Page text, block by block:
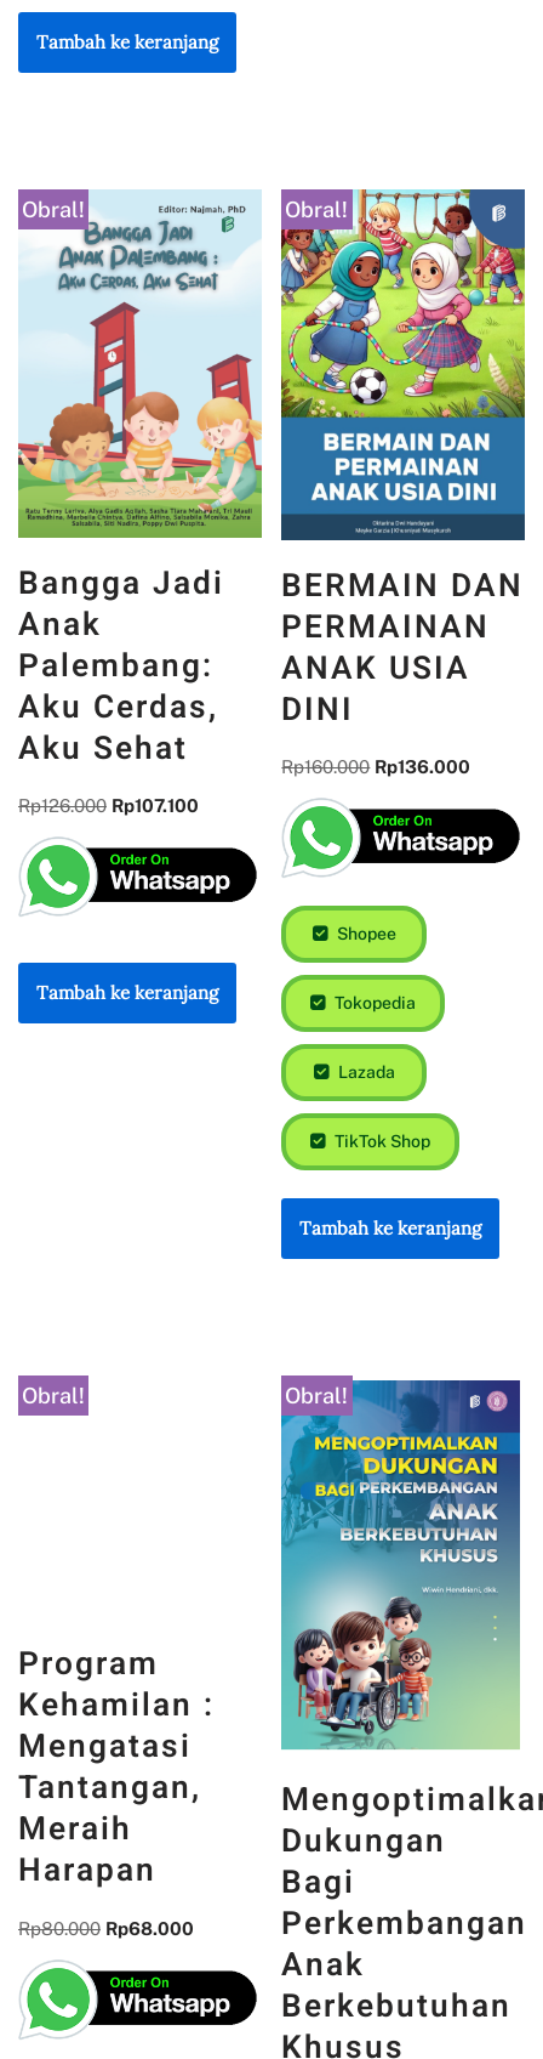
Tambah ke keranjang
Obral!
Bangga Jadi
Anak
Palembang:
Aku Cerdas,
Aku Sehat
Rp126.000 Rp107.100
Tambah ke keranjang
Obral!
BERMAIN DAN
PERMAINAN
ANAK USIA
DINI
Rp160.000 Rp136.000
Shopee
Tokopedia
Lazada
TikTok Shop
Tambah ke keranjang
Obral!
Program
Kehamilan :
Mengatasi
Tantangan,
Meraih
Harapan
Obral!
Dukungan
Bagi
Perkembangan
Anak
Berkebutuhan
Khusus